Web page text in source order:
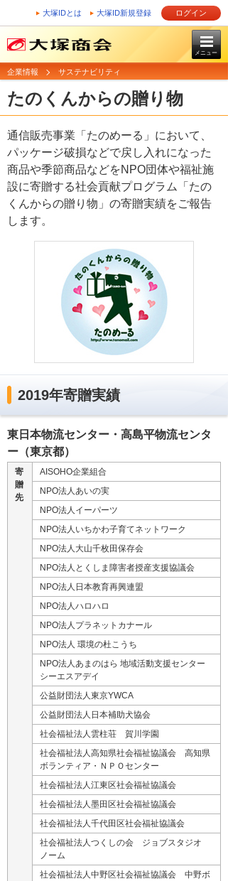
大塚IDとは 大塚ID新規登録 ログイン
メニュー
企業情報 サステナビリティ
たのくんからの贈り物
通信販売事業「たのめーる」において、
パッケージ破損などで戻し入れになった
商品や季節商品などをNPO団体や福祉施
設に寄贈する社会貢献プログラム「たの
くんからの贈り物」の寄贈実績をご報告
します。
2019年寄贈実績
東日本物流センター・高島平物流センタ
ー（東京都）
寄
贈
先
AISOHO企業組合
NPO法人あいの実
NPO法人イーパーツ
NPO法人いちかわ子育てネットワーク
NPO法人大山千枚田保存会
NPO法人とくしま障害者授産支援協議会
NPO法人日本教育再興連盟
NPO法人ハロハロ
NPO法人プラネットカナール
NPO法人 環境の杜こうち
NPO法人あまのはら 地域活動支援センター
シーエスアデイ
公益財団法人東京YWCA
公益財団法人日本補助犬協会
社会福祉法人雲柱荘 賀川学園
社会福祉法人高知県社会福祉協議会 高知県
ボランティア・ＮＰＯセンター
社会福祉法人江東区社会福祉協議会
社会福祉法人墨田区社会福祉協議会
社会福祉法人千代田区社会福祉協議会
社会福祉法人つくしの会 ジョブスタジオ
ノーム
社会福祉法人中野区社会福祉協議会 中野ボ